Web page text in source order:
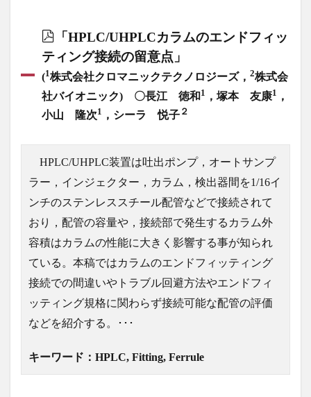
「HPLC/UHPLCカラムのエンドフィッ
ティング接続の留意点」
(1株式会社クロマニックテクノロジーズ， 2株式会
社バイオニック) 〇長江 徳和 1 ，塚本 友康1 ，
小山 隆次1 ，シーラ 悦子 ２
HPLC/UHPLC装置は吐出ポンプ，オートサンプ
ラー，インジェクター，カラム，検出器間を1/16イ
ンチのステンレススチール配管などで接続されて
おり，配管の容量や，接続部で発生するカラム外
容積はカラムの性能に大きく影響する事が知られ
ている。本稿ではカラムのエンドフィッティング
接続での間違いやトラブル回避方法やエンドフィ
ッティング規格に関わらず接続可能な配管の評価
などを紹介する。･･･
キーワード：HPLC, Fitting, Ferrule